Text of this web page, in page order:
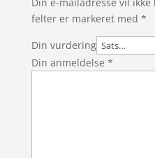
felter er markeret med *
Din vurdering
Din anmeldelse *